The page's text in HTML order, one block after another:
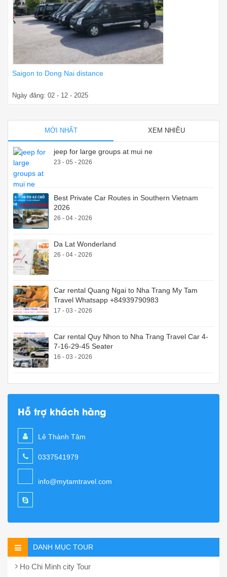
Saigon to Dong Nai distance
Ngày đăng: 02 - 12 - 2025
MỚI NHẤT XEM NHIỀU
jeep for large groups at mui ne
23 - 05 - 2026
Best Private Car Routes in Southern Vietnam
2026
26 - 04 - 2026
Da Lat Wonderland
26 - 04 - 2026
Car rental Quang Ngai to Nha Trang My Tam
Travel Whatsapp +84939790983
17 - 03 - 2026
Car rental Quy Nhon to Nha Trang Travel Car 4-
7-16-29-45 Seater
16 - 03 - 2026
Hỗ trợ khách hàng
Lê Thành Tâm
0337541979
info@mytamtravel.com
DANH MỤC TOUR
Ho Chi Minh city Tour